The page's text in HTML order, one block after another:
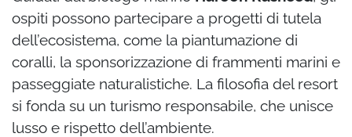
ospiti possono partecipare a progetti di tutela
dell’ecosistema, come la piantumazione di
coralli, la sponsorizzazione di frammenti marini e
passeggiate naturalistiche. La filosofia del resort
si fonda su un turismo responsabile, che unisce
lusso e rispetto dell’ambiente.